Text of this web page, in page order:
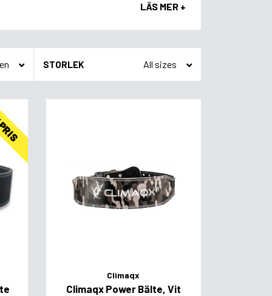
LÄS MER +
STORLEK
Climaqx
Climaqx Power Bälte, Vit